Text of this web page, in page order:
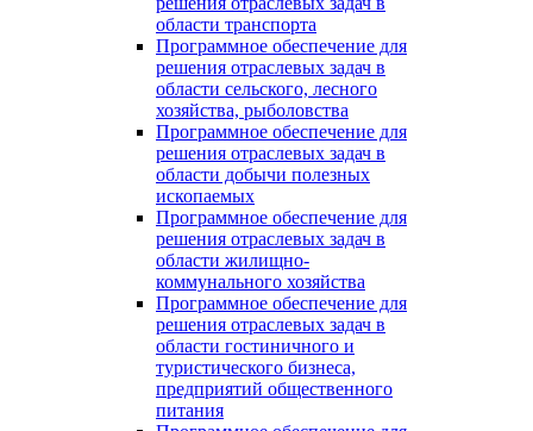
области транспорта
Программное обеспечение для
решения отраслевых задач в
области сельского, лесного
хозяйства, рыболовства
Программное обеспечение для
решения отраслевых задач в
области добычи полезных
ископаемых
Программное обеспечение для
решения отраслевых задач в
области жилищно-
коммунального хозяйства
Программное обеспечение для
решения отраслевых задач в
области гостиничного и
туристического бизнеса,
предприятий общественного
питания